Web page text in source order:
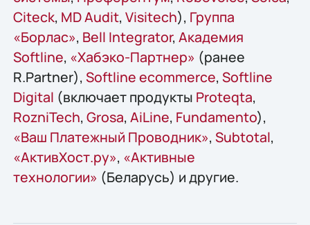
Citeck, MD Audit, Visitech), Группа
«Борлас», Bell Integrator, Академия
Softline, «Хабэко-Партнер» (ранее
R.Partner), Softline ecommerce, Softline
Digital (включает продукты Proteqta,
RozniTech, Grosa, AiLine, Fundamento),
«Ваш Платежный Проводник», Subtotal,
«АктивХост.ру», «Активные
технологии» (Беларусь) и другие.